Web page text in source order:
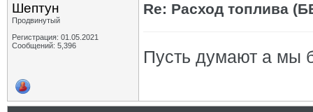
Шептун
Продвинутый
Регистрация: 01.05.2021
Сообщений: 5,396
Re: Расход топлива
Пусть думают а мы